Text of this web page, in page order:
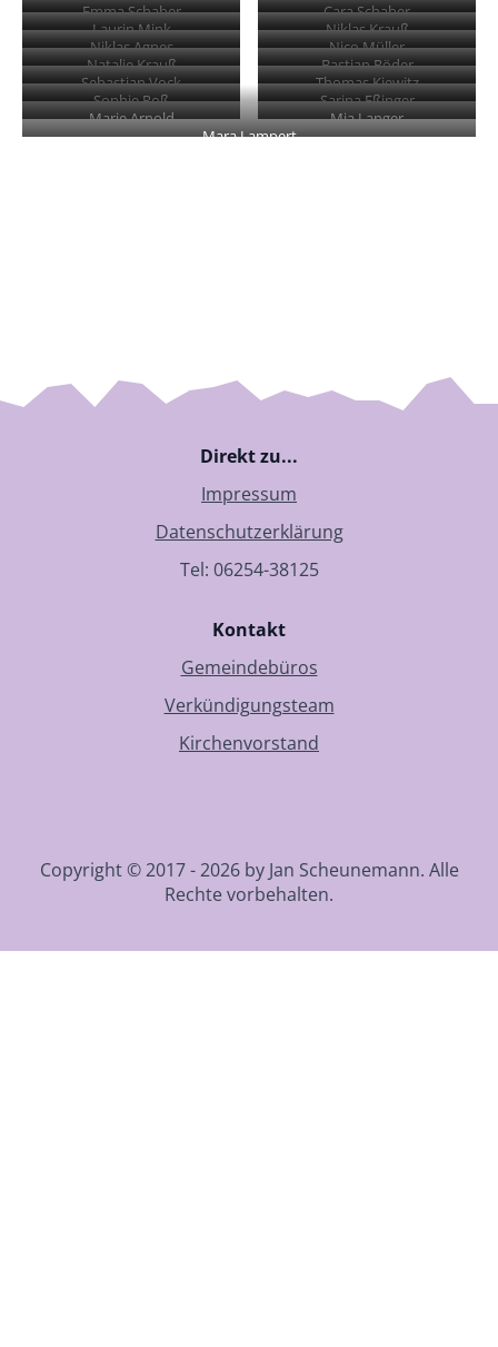
Emma Schaber
Cara Schaber
Laurin Mink
Niklas Krauß
Niklas Agnes
Nico Müller
Natalie Krauß
Bastian Röder
Sebastian Vock
Thomas Kiewitz
Sophie Roß
Sarina Eßinger
Marie Arnold
Mia Langer
Mara Lampert
Direkt zu...
Impressum
Datenschutzerklärung
Tel: 06254-38125
Kontakt
Gemeindebüros
Verkündigungsteam
Kirchenvorstand
Copyright © 2017 - 2026 by Jan Scheunemann. Alle
Rechte vorbehalten.